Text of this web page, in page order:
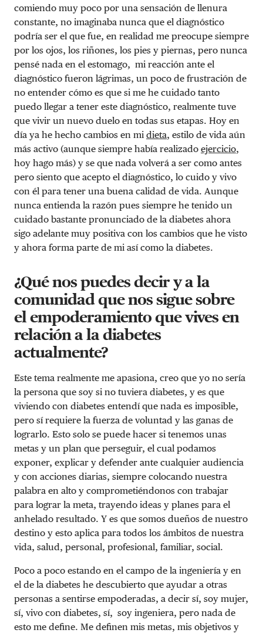
comiendo muy poco por una sensación de llenura
constante, no imaginaba nunca que el diagnóstico
podría ser el que fue, en realidad me preocupe siempre
por los ojos, los riñones, los pies y piernas, pero nunca
pensé nada en el estomago, mi reacción ante el
diagnóstico fueron lágrimas, un poco de frustración de
no entender cómo es que si me he cuidado tanto
puedo llegar a tener este diagnóstico, realmente tuve
que vivir un nuevo duelo en todas sus etapas. Hoy en
día ya he hecho cambios en mi dieta, estilo de vida aún
más activo (aunque siempre había realizado ejercicio,
hoy hago más) y se que nada volverá a ser como antes
pero siento que acepto el diagnóstico, lo cuido y vivo
con él para tener una buena calidad de vida. Aunque
nunca entienda la razón pues siempre he tenido un
cuidado bastante pronunciado de la diabetes ahora
sigo adelante muy positiva con los cambios que he visto
y ahora forma parte de mi así como la diabetes.
¿Qué nos puedes decir y a la
comunidad que nos sigue sobre
el empoderamiento que vives en
relación a la diabetes
actualmente?
Este tema realmente me apasiona, creo que yo no sería
la persona que soy si no tuviera diabetes, y es que
viviendo con diabetes entendí que nada es imposible,
pero sí requiere la fuerza de voluntad y las ganas de
lograrlo. Esto solo se puede hacer si tenemos unas
metas y un plan que perseguir, el cual podamos
exponer, explicar y defender ante cualquier audiencia
y con acciones diarias, siempre colocando nuestra
palabra en alto y comprometiéndonos con trabajar
para lograr la meta, trayendo ideas y planes para el
anhelado resultado. Y es que somos dueños de nuestro
destino y esto aplica para todos los ámbitos de nuestra
vida, salud, personal, profesional, familiar, social.
Poco a poco estando en el campo de la ingeniería y en
el de la diabetes he descubierto que ayudar a otras
personas a sentirse empoderadas, a decir sí, soy mujer,
sí, vivo con diabetes, sí, soy ingeniera, pero nada de
esto me define. Me definen mis metas, mis objetivos y